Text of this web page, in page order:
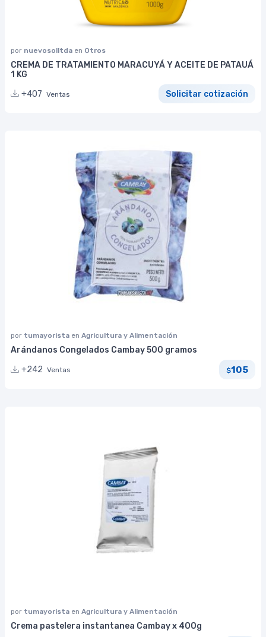
por nuevosolltda en Otros
CREMA DE TRATAMIENTO MARACUYÁ Y ACEITE DE PATAUÁ
1 KG
+407 Ventas Solicitar cotización
por tumayorista en Agricultura y Alimentación
Arándanos Congelados Cambay 500 gramos
+242 Ventas $105
por tumayorista en Agricultura y Alimentación
Crema pastelera instantanea Cambay x 400g